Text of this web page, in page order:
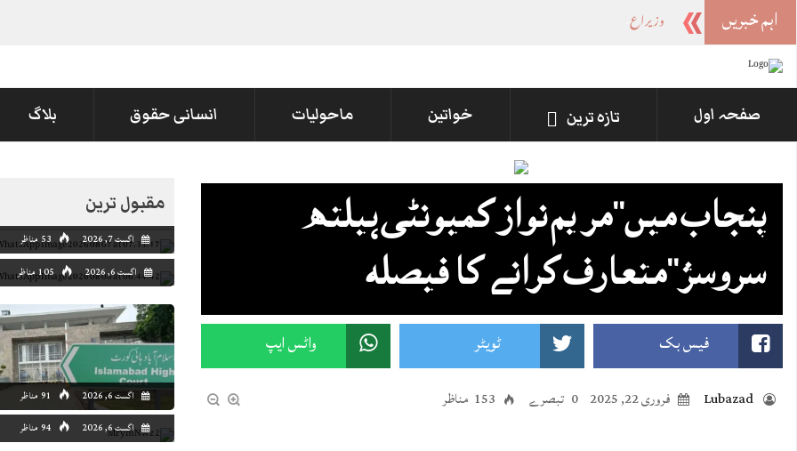
اہم خبریں وزیراعلیٰ پنجاب نے پینے کے پانی کی بوتل پر چا
صفحہ اول تازہ ترین خواتین ماحولیات انسانی حقوق بلاگ
مقبول ترین
اگست 7, 2026
53 مناظر
اگست 6, 2026
105 مناظر
اگست 6, 2026
91 مناظر
اگست 6, 2026
94 مناظر
پنجاب میں’’مریم نواز کمیونٹی ہیلتھ
سروسز‘‘متعارف کرانے کا فیصلہ
فیس بک ٹویٹر واٹس ایپ
Lubazad فروری 22, 2025 0 تبصرے 153 مناظر